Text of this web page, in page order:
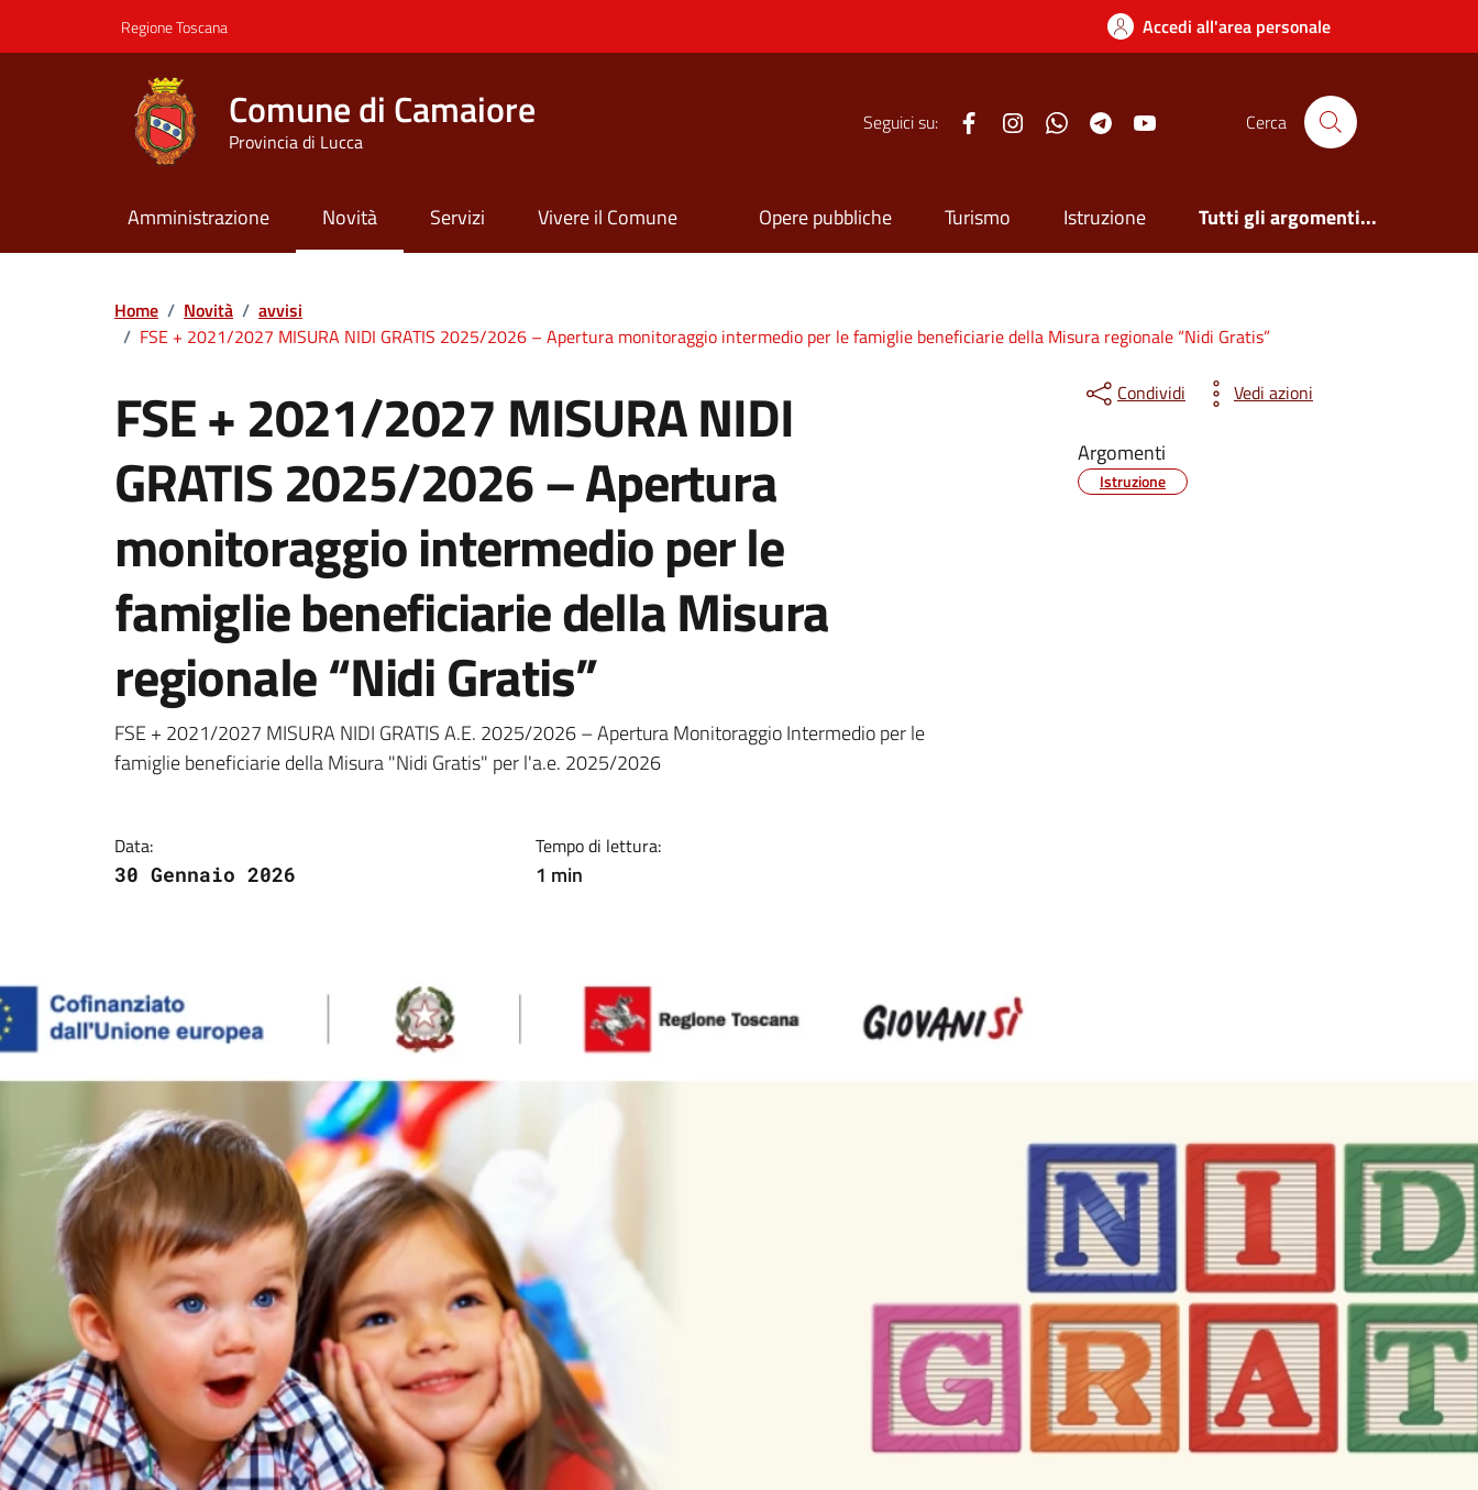
Regione Toscana Accedi all'area personale
Comune di Camaiore
Provincia di Lucca
Seguici su: FacebookInstagramWhatsappTelegram Cerca
Amministrazione Novità Servizi Vivere il Comune Opere pubbliche Turismo Istruzione Tutti gli argomenti...
Home / Novità / avvisi
/ FSE + 2021/2027 MISURA NIDI GRATIS 2025/2026 – Apertura monitoraggio intermedio per le famiglie beneficiarie della Misura regionale “Nidi Gratis”
FSE + 2021/2027 MISURA NIDI
GRATIS 2025/2026 – Apertura
monitoraggio intermedio per le
famiglie beneficiarie della Misura
regionale “Nidi Gratis”
Dettagli della notizia
FSE + 2021/2027 MISURA NIDI GRATIS A.E. 2025/2026 – Apertura Monitoraggio Intermedio per le
famiglie beneficiarie della Misura "Nidi Gratis" per l'a.e. 2025/2026
Data:
30 Gennaio 2026
Tempo di lettura:
1 min
Condividi Vedi azioni
Argomenti
Istruzione